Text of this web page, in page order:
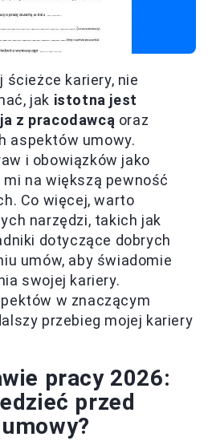
ścieżce kariery, nie
jak istotna jest
z pracodawcą oraz
aspektów umowy.
i obowiązków jako
na większą pewność
Co więcej, warto
narzędzi, takich jak
dotyczące dobrych
umów, aby świadomie
swojej kariery.
w znaczącym
przebieg mojej kariery
pracy 2026:
przed